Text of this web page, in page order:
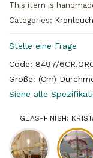
This item is
Categories:
Stelle eine Frage
Code: 8497/
Größe: (Cm)
Siehe alle
GLAS-FINISH: